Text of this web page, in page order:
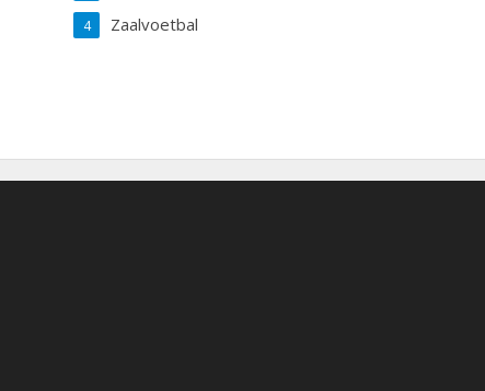
Zaalvoetbal
4